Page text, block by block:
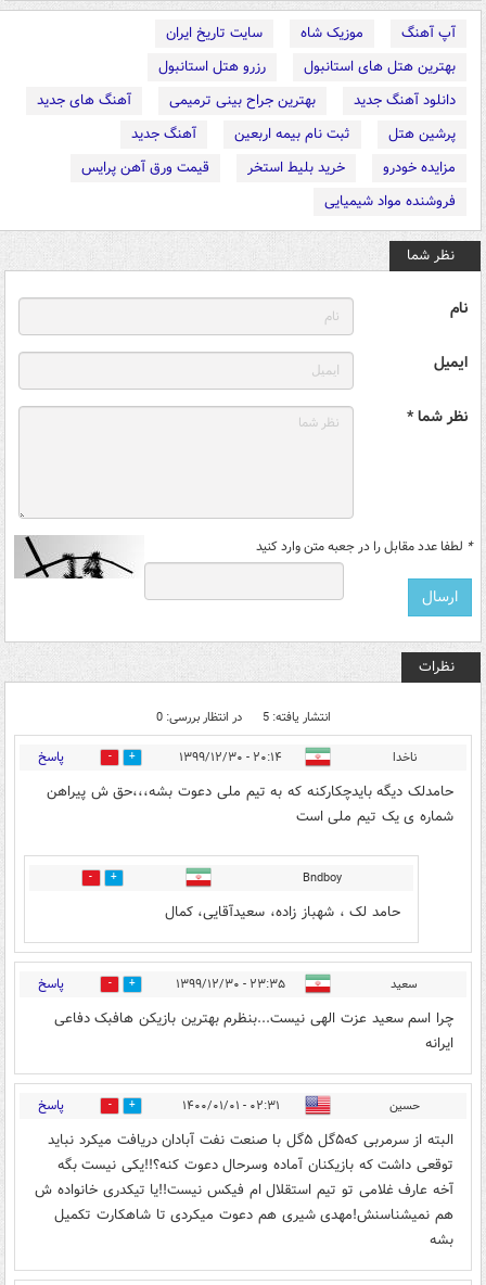
آپ آهنگ موزیک شاه
سایت تاریخ ایران
بهترین هتل های استانبول
رزرو هتل استانبول
دانلود آهنگ جدید
بهترین جراح بینی ترمیمی
آهنگ های جدید
پرشین هتل
ثبت نام بیمه اربعین
آهنگ جدید
مزایده خودرو
خرید بلیط استخر
قیمت ورق آهن پرایس
فروشنده مواد شیمیایی
نظر شما
نام
ایمیل
نظر شما *
* لطفا عدد مقابل را در جعبه متن وارد کنید
نظرات
انتشار یافته: 5 در انتظار بررسی: 0
ناخدا ۲۰:۱۴ - ۱۳۹۹/۱۲/۳۰ 6 پاسخ
حامدلک دیگه بایدچکارکنه که به تیم ملی دعوت بشه،،،حق ش پیراهن
شماره ی یک تیم ملی است
Bndboy
5
حامد لک ، شهباز زاده، سعیدآقایی، کمال
سعید ۲۳:۳۵ - ۱۳۹۹/۱۲/۳۰ 5 پاسخ
چرا اسم سعید عزت الهی نیست...بنظرم بهترین بازیکن هافبک دفاعی
ایرانه
حسین ۰۲:۳۱ - ۱۴۰۰/۰۱/۰۱ 1 پاسخ
البته‌ از‌ سرمربی‌ که۵گل‌ ۵گل‌ با‌ صنعت‌ نفت‌ آبادان‌ دریافت‌ میکرد‌ نباید‌
توقعی‌ داشت‌ که‌ بازیکنان‌ آماده‌ وسرحال‌ دعوت‌ کنه؟!!یکی‌ نیست‌ بگه‌
آخه‌ عارف‌ غلامی‌ تو‌ تیم‌ استقلال‌ ام‌ فیکس‌ نیست!!یا‌ تیکدری‌ خانواده‌ ش‌
هم‌ نمیشناسنش!مهدی‌ شیری‌ هم‌ دعوت‌ میکردی‌ تا‌ شاهکارت‌ تکمیل‌
بشه